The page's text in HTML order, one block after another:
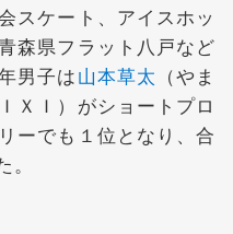
スケート、アイスホッ
森県フラット八戸など
男子は山本草太 （やま
ＸＩ）がショートプロ
ーでも１位となり、合